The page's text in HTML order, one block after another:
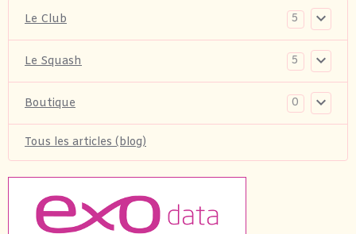
Le Club 5
Le Squash 5
Boutique 0
Tous les articles (blog)